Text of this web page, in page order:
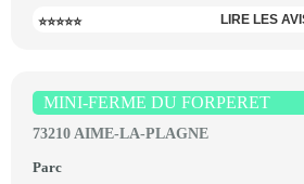
⭐⭐⭐⭐⭐ LIRE LES
MINI-FERME DU FORPERET
73210 AIME-LA-PLAGNE
Parc